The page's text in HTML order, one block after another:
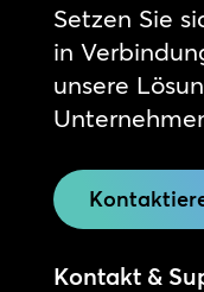
Setzen Sie
in
unsere
Kontakt &